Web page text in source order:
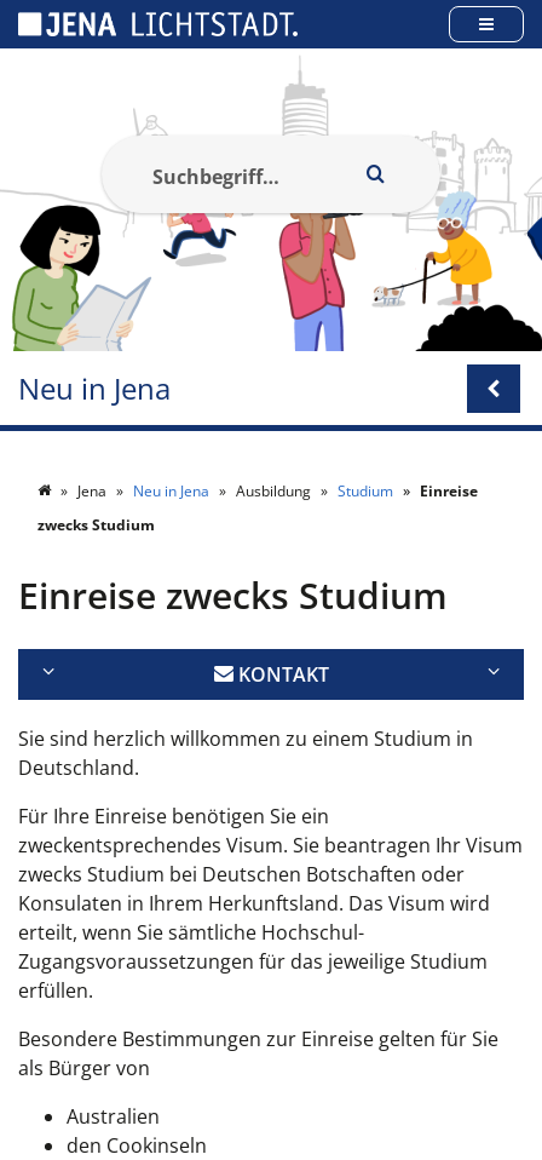
Neu in Jena
Jena Neu in Jena Ausbildung Studium
Einreise
zwecks Studium
Einreise zwecks Studium
KONTAKT
Sie sind herzlich willkommen zu einem Studium in
Deutschland.
Für Ihre Einreise benötigen Sie ein
zweckentsprechendes Visum. Sie beantragen Ihr Visum
zwecks Studium bei Deutschen Botschaften oder
Konsulaten in Ihrem Herkunftsland. Das Visum wird
erteilt, wenn Sie sämtliche Hochschul-
Zugangsvoraussetzungen für das jeweilige Studium
erfüllen.
Besondere Bestimmungen zur Einreise gelten für Sie
als Bürger von
Australien
den Cookinseln
Cookie-Einstellungen